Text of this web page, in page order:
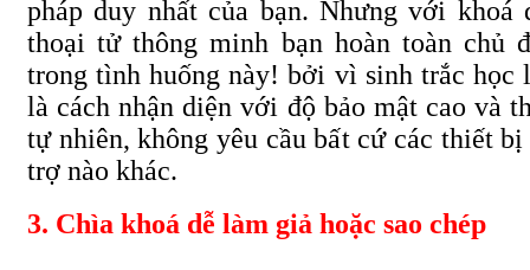
pháp duy nhất của bạn. Nhưng với khoá
thoại tử thông minh bạn hoàn toàn chủ
trong tình huống này! bởi vì sinh trắc học
là cách nhận diện với độ bảo mật cao và
tự nhiên, không yêu cầu bất cứ các thiết bị
trợ nào khác.
3. Chìa khoá dễ làm giả hoặc sao chép